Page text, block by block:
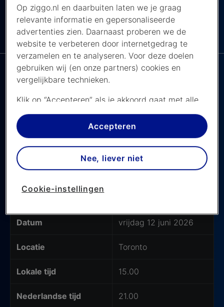
MENU
De NPO app bij
Ziggo
Nederlandse tijden van de WK-
wedstrijden in Canada
Beleef het WK 2026 live bij de NOS met Ziggo
Laatste update: 12 juni 2026
Canada - Bosnië en Herzegovina
Datum vrijdag 12 juni 2026
Locatie Toronto
Lokale tijd 15.00
Nederlandse tijd 21.00
Op ziggo.nl en daarbuiten laten we je graag
relevante informatie en gepersonaliseerde
advertenties zien. Daarnaast proberen we de
website te verbeteren door internetgedrag te
verzamelen en te analyseren. Voor deze doelen
gebruiken wij (en onze partners) cookies en
vergelijkbare technieken.
Klik op “Accepteren” als je akkoord gaat met alle
cookies. Kies je voor “Nee, liever niet”, dan
plaatsen we alleen strikt noodzakelijke cookies om
de website goed te laten werken. Dat betekent
dat we geen vormen van personalisatie
toepassen.
cookies worden geplaatst. Je kan je keuze altijd
privacy beleidlees je meer over hoe we omgaan
met jouw privacy.
Accepteren
Nee, liever niet
Cookie-instellingen